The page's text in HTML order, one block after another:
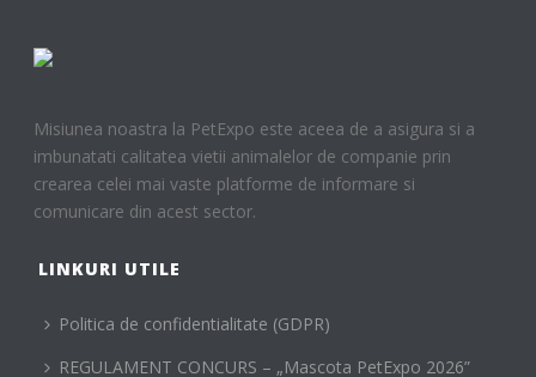
Misiunea noastra la PetExpo este aceea de a asigura si a
imbunatati calitatea vietii animalelor de companie prin
crearea celei mai vaste platforme de informare si
comunicare din acest sector.
LINKURI UTILE
Politica de confidentialitate (GDPR)
REGULAMENT CONCURS – „Mascota PetExpo 2026”